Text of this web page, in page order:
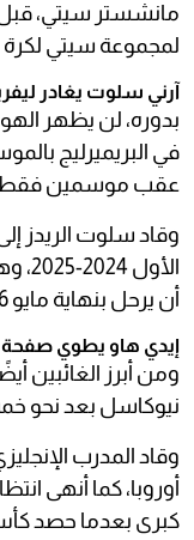
مانشستر سيتي، قبل
لمجموعة سيتي لكرة
آرني سلوت يغادر
بدوره، لن يظهر
في البريميرليج
عقب موسمين
وقاد سلوت الريدز
أن يرحل بنهاية مايو 2026.
إيدي هاو يطوي
ومن أبرز الغائبين
نيوكاسل بعد نحو
وقاد المدرب